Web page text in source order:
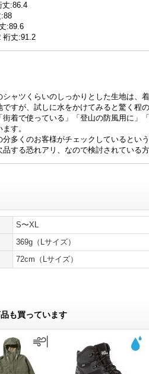
丈:86.4
:89.6
裄丈:91.2
ャツくらいのしっかりとした生地は、
すが、試しに水をかけてみると驚く程の
着で使っている」「登山の防風用に
す。
多くのお客様がチェックしているという
する恐れアリ、なので検討されている方
S〜XL
369g（Lサイズ）
72cm（Lサイズ）
も買っています